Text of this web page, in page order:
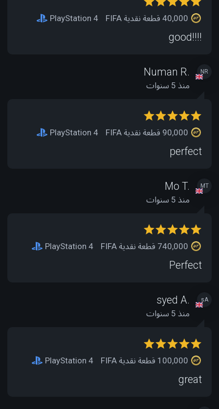
PlayStation 4
good!!!!
NR
Numan R.
منذ 5 سنوات
PlayStation 4
perfect
MT
Mo T.
منذ 5 سنوات
PlayStation 4
Perfect
sA
syed A.
منذ 5 سنوات
PlayStation 4
great